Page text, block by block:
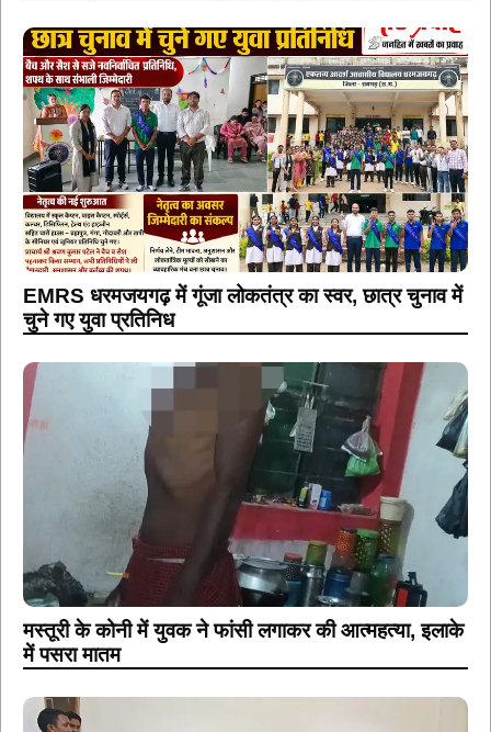
EMRS धरमजयगढ़ में गूंजा लोकतंत्र का स्वर, छात्र चुनाव में
चुने गए युवा प्रतिनिध
मस्तूरी के कोनी में युवक ने फांसी लगाकर की आत्महत्या, इलाके
में पसरा मातम